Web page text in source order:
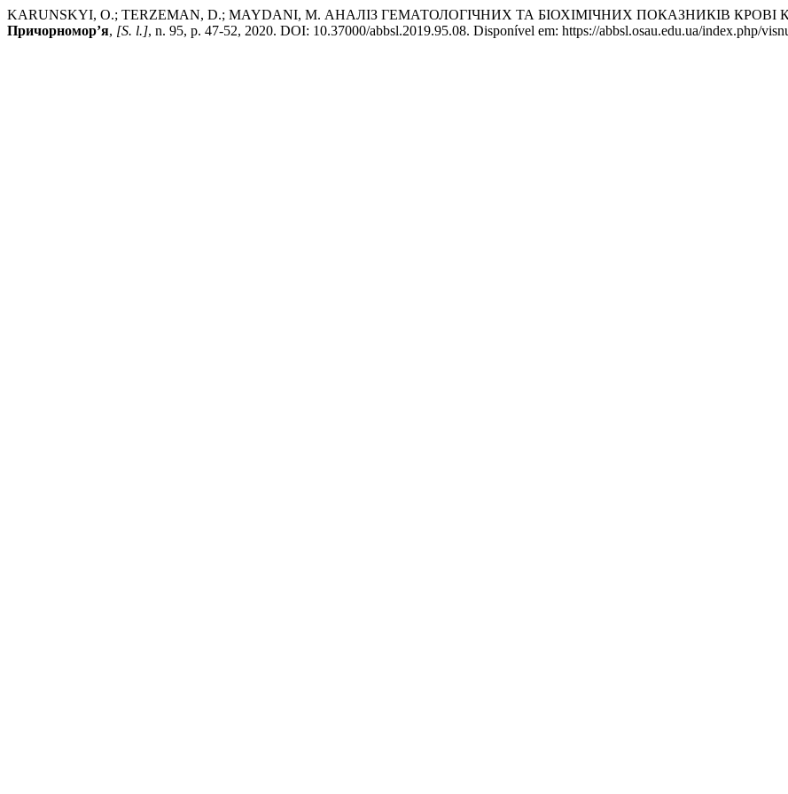
KARUNSKYI, O.; TERZEMAN, D.; MAYDANI, M. АНАЛІЗ ГЕМАТОЛОГІЧНИХ ТА БІОХІМІЧНИХ ПОКАЗНИКІВ
Причорномор’я, [S. l.], n. 95, p. 47-52, 2020. DOI: 10.37000/abbsl.2019.95.08. Disponível em: https://abbsl.osau.edu.ua/index.php/